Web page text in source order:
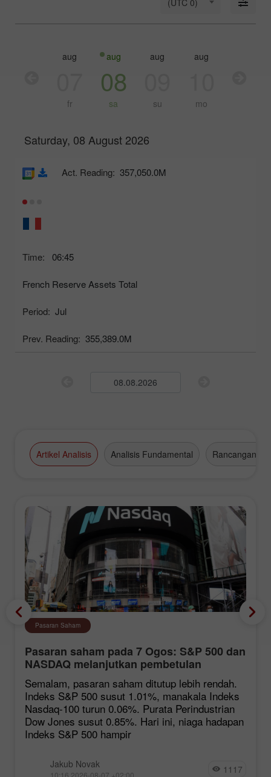
aug
fr
aug
08
sa
aug
su
aug
mo
Saturday, 08 August 2026
Time: 06:45
French Reserve Assets Total
Period: Jul
Prev. Reading: 355,389.0M
Act. Reading: 357,050.0M
Artikel Analisis Analisis Fundamental Rancangan
Pasaran Saham
Pasaran saham pada 7 Ogos: S&P 500 dan
NASDAQ melanjutkan pembetulan
Semalam, pasaran saham ditutup lebih rendah.
Indeks S&P 500 susut 1.01%, manakala Indeks
Nasdaq-100 turun 0.06%. Purata Perindustrian
Dow Jones susut 0.85%. Hari ini, niaga hadapan
Indeks S&P 500 hampir
Jakub Novak
10:16 2026-08-07 +02:00 1117